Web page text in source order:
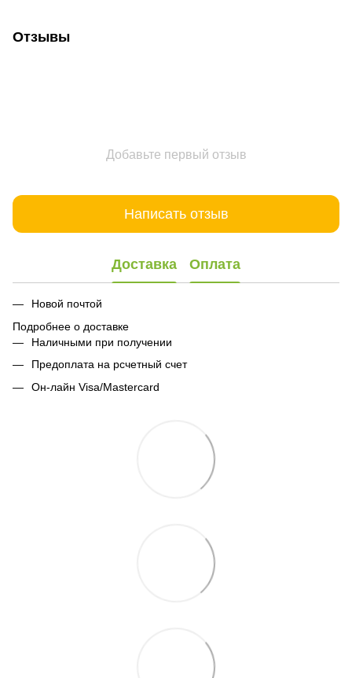
Отзывы
Добавьте первый отзыв
Написать отзыв
Доставка Оплата
Новой почтой
Подробнее о доставке
Наличными при получении
Предоплата на рсчетный счет
Он-лайн Visa/Mastercard